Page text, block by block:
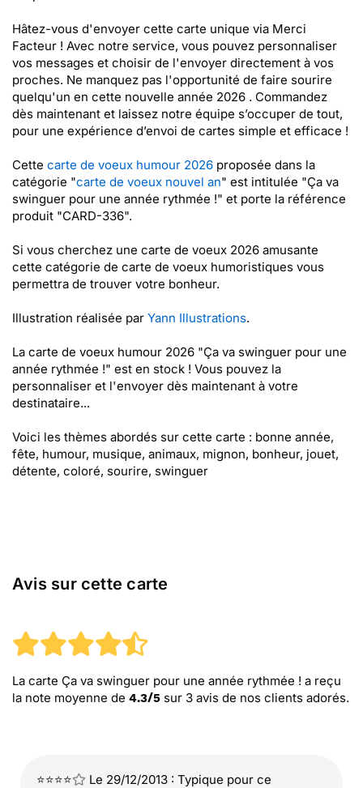
Hâtez-vous d'envoyer cette carte unique via Merci
Facteur ! Avec notre service, vous pouvez personnaliser
vos messages et choisir de l'envoyer directement à vos
proches. Ne manquez pas l'opportunité de faire sourire
quelqu'un en cette nouvelle année 2026 . Commandez
dès maintenant et laissez notre équipe s’occuper de tout,
pour une expérience d’envoi de cartes simple et efficace !
Cette carte de voeux humour 2026 proposée dans la
catégorie "carte de voeux nouvel an" est intitulée "Ça va
swinguer pour une année rythmée !" et porte la référence
produit "CARD-336".
Si vous cherchez une carte de voeux 2026 amusante
cette catégorie de carte de voeux humoristiques vous
permettra de trouver votre bonheur.
Illustration réalisée par Yann Illustrations.
La carte de voeux humour 2026 "Ça va swinguer pour une
année rythmée !" est en stock ! Vous pouvez la
personnaliser et l'envoyer dès maintenant à votre
destinataire...
Voici les thèmes abordés sur cette carte : bonne année,
fête, humour, musique, animaux, mignon, bonheur, jouet,
détente, coloré, sourire, swinguer
Avis sur cette carte
La carte Ça va swinguer pour une année rythmée ! a reçu
la note moyenne de 4.3/5 sur 3 avis de nos clients adorés.
⭐⭐⭐⭐
Le 29/12/2013 : Typique pour ce